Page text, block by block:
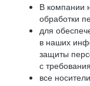
В компании
обработки
для
в наших
защиты
с
все